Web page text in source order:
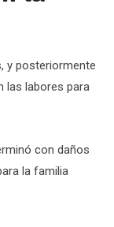
y posteriormente
las labores para
con daños
la familia